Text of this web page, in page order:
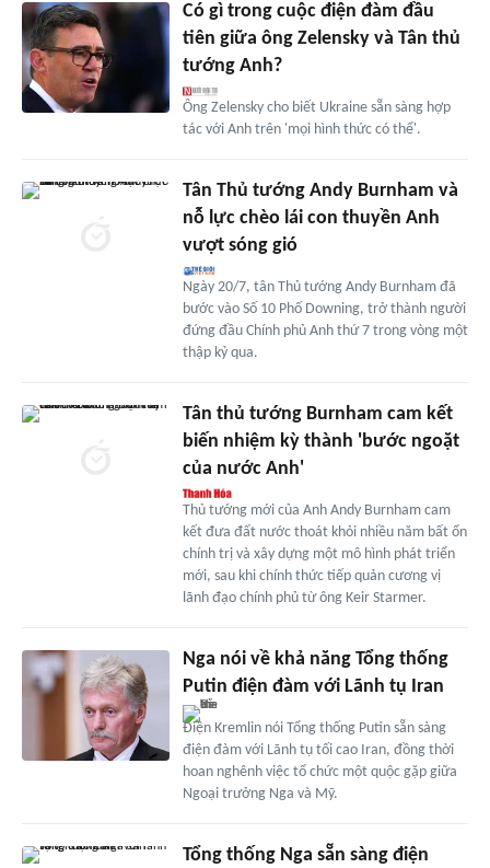
Có gì trong cuộc điện đàm đầu
tiên giữa ông Zelensky và Tân thủ
tướng Anh?
Ông Zelensky cho biết Ukraine sẵn sàng hợp
tác với Anh trên 'mọi hình thức có thể'.
Tân Thủ tướng Andy Burnham và
nỗ lực chèo lái con thuyền Anh
vượt sóng gió
Ngày 20/7, tân Thủ tướng Andy Burnham đã
bước vào Số 10 Phố Downing, trở thành người
đứng đầu Chính phủ Anh thứ 7 trong vòng một
thập kỷ qua.
Tân thủ tướng Burnham cam kết
biến nhiệm kỳ thành 'bước ngoặt
của nước Anh'
Thủ tướng mới của Anh Andy Burnham cam
kết đưa đất nước thoát khỏi nhiều năm bất ổn
chính trị và xây dựng một mô hình phát triển
mới, sau khi chính thức tiếp quản cương vị
lãnh đạo chính phủ từ ông Keir Starmer.
Nga nói về khả năng Tổng thống
Putin điện đàm với Lãnh tụ Iran
Điện Kremlin nói Tổng thống Putin sẵn sàng
điện đàm với Lãnh tụ tối cao Iran, đồng thời
hoan nghênh việc tổ chức một quộc gặp giữa
Ngoại trưởng Nga và Mỹ.
Tổng thống Nga sẵn sàng điện